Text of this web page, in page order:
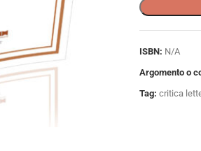
ISBN: N/A
Argomento o
Tag: critica